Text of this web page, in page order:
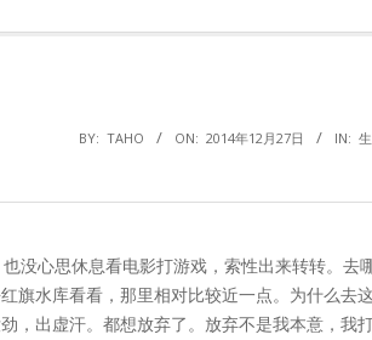
BY: TAHO ON: 2014年12月27日 IN:
没心思休息看电影打游戏，索性出来转转。
旗水库看看，那里相对比较近一点。为什么
，出虚汗。都想放弃了。放弃不是我本意，